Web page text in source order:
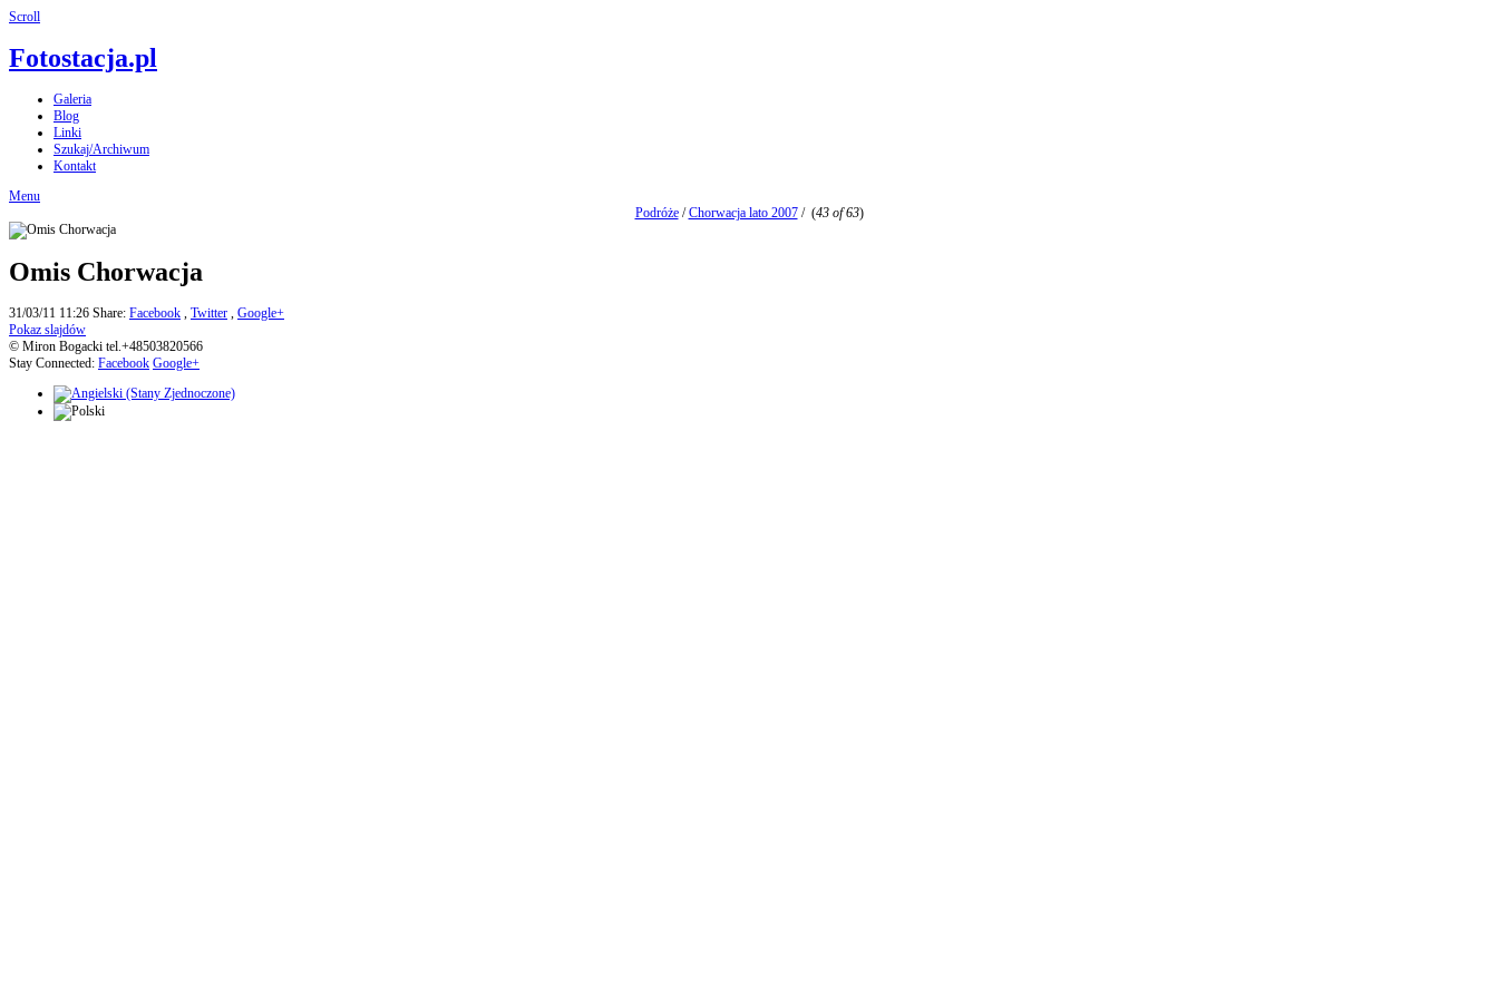
Scroll
Fotostacja.pl
Galeria
Blog
Linki
Szukaj/Archiwum
Kontakt
Menu
Podróże/Chorwacja lato 2007/ (43 of 63)
Omis Chorwacja
31/03/11 11:26 Share: Facebook , Twitter , Google+
Pokaz slajdów
© Miron Bogacki tel.+48503820566
Stay Connected: Facebook Google+